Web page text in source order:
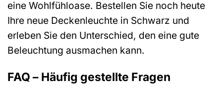
eine Wohlfühloase. Bestellen Sie noch heute
Ihre neue Deckenleuchte in Schwarz und
erleben Sie den Unterschied, den eine gute
Beleuchtung ausmachen kann.
FAQ – Häufig gestellte Fragen